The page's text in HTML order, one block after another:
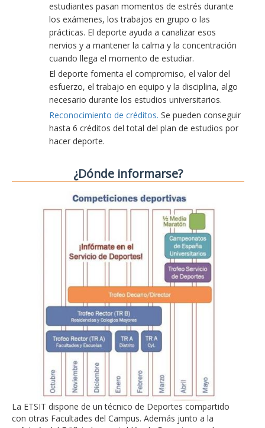
estudiantes pasan momentos de estrés durante
los exámenes, los trabajos en grupo o las
prácticas. El deporte ayuda a canalizar esos
nervios y a mantener la calma y la concentración
cuando llega el momento de estudiar.
El deporte fomenta el compromiso, el valor del
esfuerzo, el trabajo en equipo y la disciplina, algo
necesario durante los estudios universitarios.
Reconocimiento de créditos. Se pueden conseguir
hasta 6 créditos del total del plan de estudios por
hacer deporte.
¿Dónde informarse?
La ETSIT dispone de un técnico de Deportes compartido
con otras Facultades del Campus. Además junto a la